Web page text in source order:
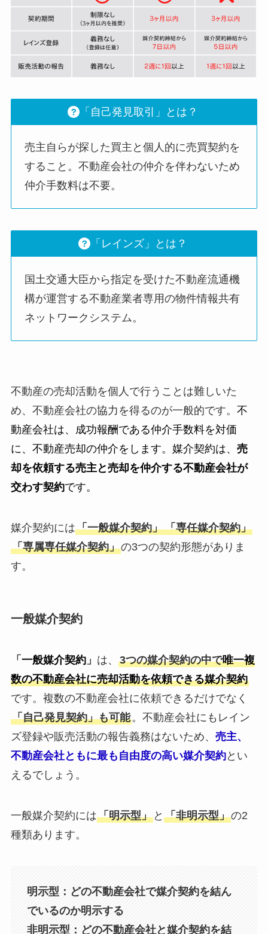
「自己発見取引」とは？
売主自らが探した買主と個人的に売買契約を
すること。不動産会社の仲介を伴わないため
仲介手数料は不要。
「レインズ」とは？
国土交通大臣から指定を受けた不動産流通機
構が運営する不動産業者専用の物件情報共有
ネットワークシステム。
不動産の売却活動を個人で行うことは難しいた
め、不動産会社の協力を得るのが一般的です。 不
動産会社は、成功報酬である仲介手数料を対価
に、不動産売却の仲介をします。媒介契約は、 売
却を依頼する売主と売却を仲介する不動産会社が
交わす契約です。
媒介契約には「一般媒介契約」 「専任媒介契約」
「専属専任媒介契約」の3つの契約形態がありま
す。
一般媒介契約
「 一般媒介契約」 は、 3つの媒介契約の中で唯一複
数の不動産会社に売却活動を依頼できる媒介契約
です。複数の不動産会社に依頼できるだけでなく
「自己発見契約」も可能。不動産会社にもレイン
ズ登録や販売活動の報告義務はないため、 売主、
不動産会社ともに最も自由度の高い媒介契約とい
えるでしょう。
一般媒介契約には「明示型」と 「非明示型」の2
種類あります。
明示型：どの不動産会社で媒介契約を結ん
でいるのか明示する
非明示型：どの不動産会社と媒介契約を結